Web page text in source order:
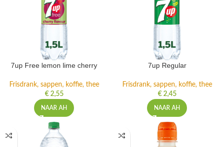
7up Free lemon lime cherry
Frisdrank, sappen, koffie, thee
€2,55
NAAR AH
7up Regular
Frisdrank, sappen, koffie, thee
€2,45
NAAR AH